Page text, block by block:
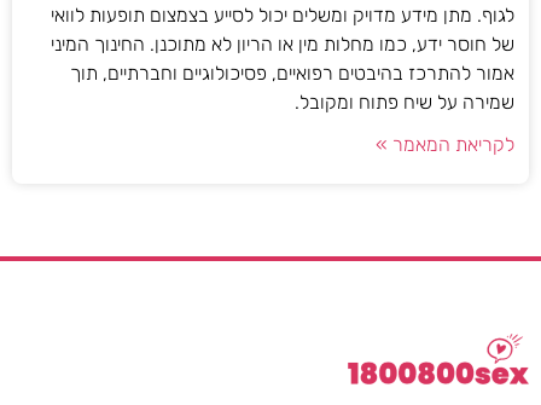
לגוף. מתן מידע מדויק ומשלים יכול לסייע בצמצום תופעות לוואי
של חוסר ידע, כמו מחלות מין או הריון לא מתוכנן. החינוך המיני
אמור להתרכז בהיבטים רפואיים, פסיכולוגיים וחברתיים, תוך
שמירה על שיח פתוח ומקובל.
לקריאת המאמר »